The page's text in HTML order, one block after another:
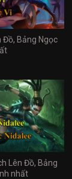
Đồ, Bảng Ngọc
Lên Đồ, Bảng
nhất